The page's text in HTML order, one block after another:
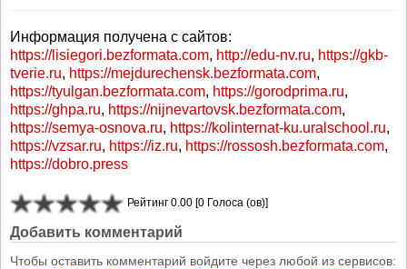
Информация получена с сайтов:
https://lisiegori.bezformata.com, http://edu-nv.ru, https://gkb-
tverie.ru, https://mejdurechensk.bezformata.com,
https://tyulgan.bezformata.com, https://gorodprima.ru,
https://ghpa.ru, https://nijnevartovsk.bezformata.com,
https://semya-osnova.ru, https://kolinternat-ku.uralschool.ru,
https://vzsar.ru, https://iz.ru, https://rossosh.bezformata.com,
https://dobro.press
Рейтинг 0.00 [0 Голоса (ов)]
Добавить комментарий
Чтобы оставить комментарий войдите через любой из сервисов: